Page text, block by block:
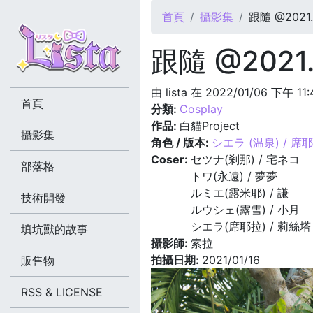
您在這裡
首頁 攝影集 跟隨
跟隨
由 lista 在 2022/01/06 下午
分類: Cosplay
作品: 白貓Project
角色 / 版本: シエラ (温泉) / 席
Coser: セツナ(剎那) / 宅ネコ
トワ(永遠) / 夢夢
ルミエ(露米耶) / 謙
ルウシェ(露雪) / 小月
シエラ(席耶拉) / 莉絲塔
攝影師: 索拉
拍攝日期: 2021/01/16
首頁
攝影集
部落格
技術開發
填坑獸的故事
販售物
RSS & LICENSE